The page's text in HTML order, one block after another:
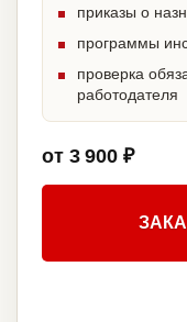
приказы о
программы
проверка
работодателя
от 3 900 ₽